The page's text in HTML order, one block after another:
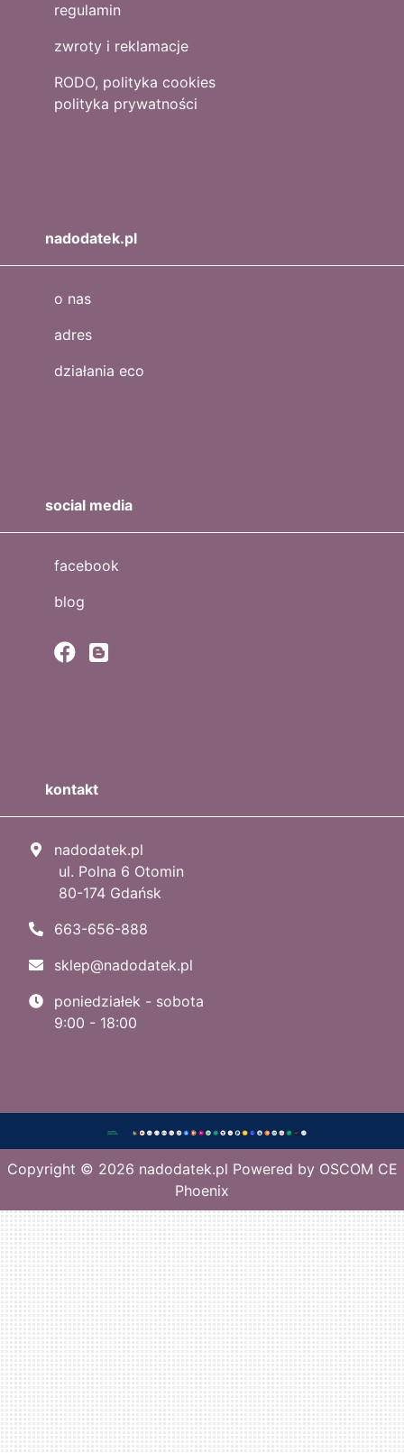
regulamin
zwroty i reklamacje
RODO, polityka cookies
polityka prywatności
nadodatek.pl
o nas
adres
działania eco
social media
facebook
blog
kontakt
nadodatek.pl
ul. Polna 6 Otomin
80-174 Gdańsk
663-656-888
sklep@nadodatek.pl
poniedziałek - sobota
9:00 - 18:00
Copyright © 2026 nadodatek.pl Powered by OSCOM CE
Phoenix